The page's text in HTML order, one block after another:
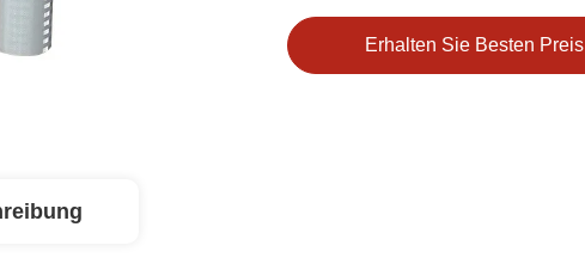
Erhalten Sie Besten Preis